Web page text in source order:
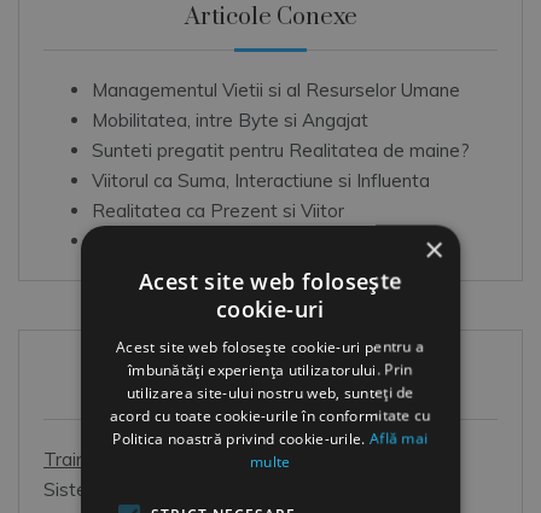
Articole Conexe
Managementul Vietii si al Resurselor Umane
Mobilitatea, intre Byte si Angajat
Sunteti pregatit pentru Realitatea de maine?
Viitorul ca Suma, Interactiune si Influenta
Realitatea ca Prezent si Viitor
Trecut, Prezent continuu si Viitor apropiat
HR Shop
Training online HR
Sistem online de dezvoltare OOO:
×
Acest site web folosește
cookie-uri
Acest site web folosește cookie-uri pentru a
îmbunătăți experiența utilizatorului. Prin
utilizarea site-ului nostru web, sunteți de
acord cu toate cookie-urile în conformitate cu
Politica noastră privind cookie-urile.Află mai
multe